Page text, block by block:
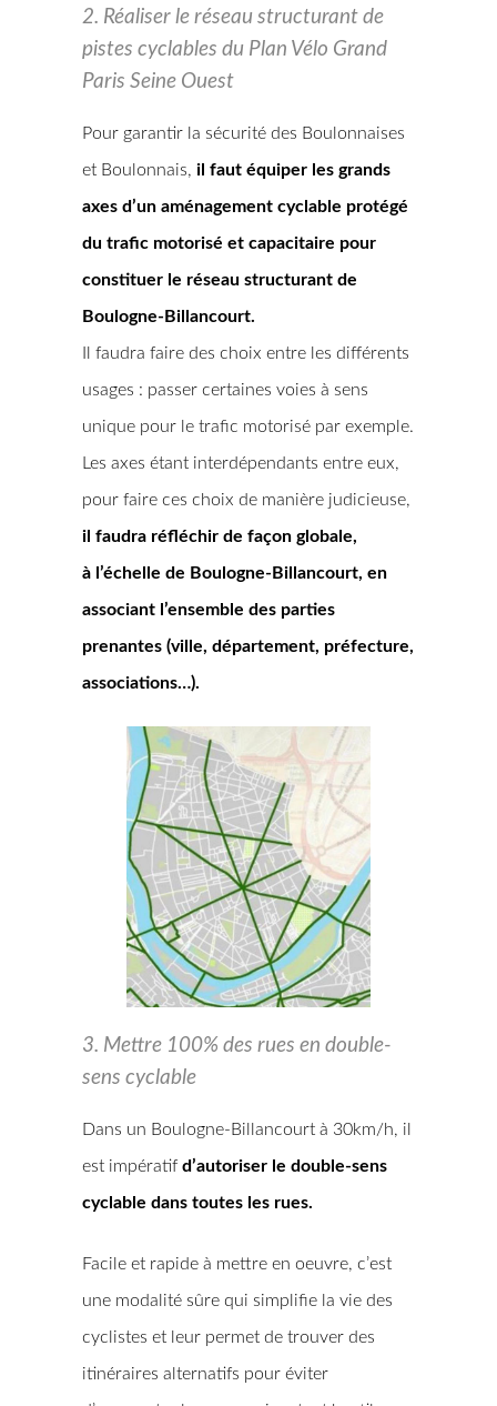
2. Réaliser le réseau structurant de
pistes cyclables du Plan Vélo Grand
Paris Seine Ouest
Pour garantir la sécurité des Boulonnaises
et Boulonnais, il faut équiper les grands
axes d’un aménagement cyclable protégé
du trafic motorisé et capacitaire pour
constituer le réseau structurant de
Boulogne-Billancourt.
Il faudra faire des choix entre les différents
usages : passer certaines voies à sens
unique pour le trafic motorisé par exemple.
Les axes étant interdépendants entre eux,
pour faire ces choix de manière judicieuse,
il faudra réfléchir de façon globale,
à l’échelle de Boulogne-Billancourt, en
associant l’ensemble des parties
prenantes (ville, département, préfecture,
associations…).
3. Mettre 100% des rues en double-
sens cyclable
Dans un Boulogne-Billancourt à 30km/h, il
est impératif d’autoriser le double-sens
cyclable dans toutes les rues.
Facile et rapide à mettre en oeuvre, c’est
une modalité sûre qui simplifie la vie des
cyclistes et leur permet de trouver des
itinéraires alternatifs pour éviter